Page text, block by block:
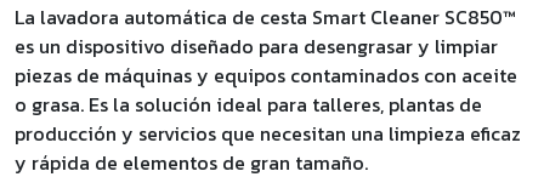
La lavadora automática de cesta Smart Cleaner SC850™
es un dispositivo diseñado para desengrasar y limpiar
piezas de máquinas y equipos contaminados con aceite
o grasa. Es la solución ideal para talleres, plantas de
producción y servicios que necesitan una limpieza eficaz
y rápida de elementos de gran tamaño.